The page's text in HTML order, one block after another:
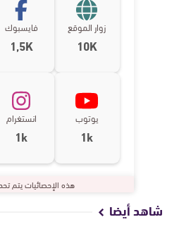
زوار الموقع
10K
فايسبوك
1,5K
يوتوب
1k
انستغرام
1k
هذه الإحصائيات يتم
شاهد أيضا